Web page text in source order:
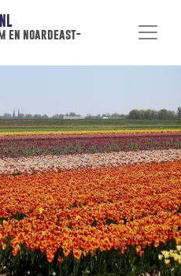
en noardeast-